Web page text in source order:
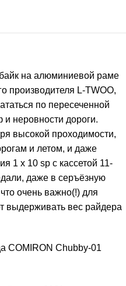
на алюминиевой раме
производителя L-TWOO,
по пересеченной
и неровности дороги.
высокой проходимости,
и летом, и даже
1 х 10 sp с кассетой 11-
даже в серъёзную
очень важно(!) для
выдерживать вес райдера
Chubby-01